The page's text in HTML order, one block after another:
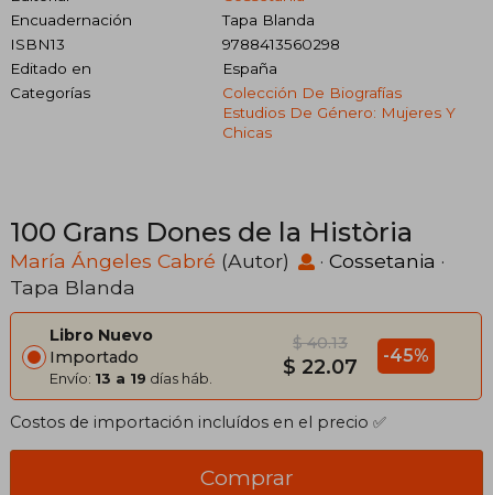
Encuadernación
Tapa Blanda
ISBN13
9788413560298
Editado en
España
Categorías
Colección De Biografías
Estudios De Género: Mujeres Y
Chicas
100 Grans Dones de la Història
María Ángeles Cabré (Autor) · Cossetania ·
Tapa Blanda
Libro Nuevo
Importado
Envío: 13 a 19 días háb.
$ 40.13
$ 22.07 -45%
Costos de importación incluídos en el precio ✅
Comprar